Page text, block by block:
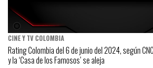
CINE Y TV COLOMBIA
Rating Colombia del 6 de junio del 2024, según
y la ‘Casa de los Famosos’ se aleja